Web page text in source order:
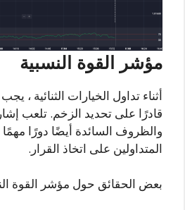
مؤشر القوة النسبية
أثناء تداول الخيارات الثنائية ،
قادرًا على تحديد الزخم. تلعب
والظروف السائدة أيضًا دورًا
المتداولين على اتخاذ القرار.
بعض الحقائق حول مؤشر القوة